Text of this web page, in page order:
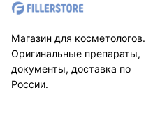
Магазин для косметологов.
Оригинальные препараты,
документы, доставка по
России.